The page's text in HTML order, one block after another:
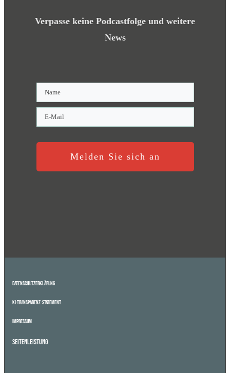
Verpasse keine Podcastfolge und weitere
News
Melden Sie sich an
Datenschutzerklärung
KI-Transparenz-Statement
Impressum
Seitenleistung